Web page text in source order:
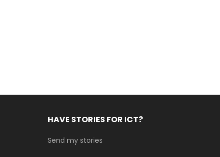
HAVE STORIES FOR ICT?
Send my stories